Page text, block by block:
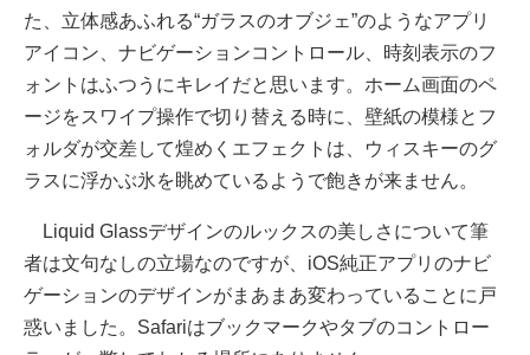
た、立体感あふれる“ガラスのオブジェ”のようなアプリ
アイコン、ナビゲーションコントロール、時刻表示のフ
ォントはふつうにキレイだと思います。ホーム画面のペ
ージをスワイプ操作で切り替える時に、壁紙の模様とフ
ォルダが交差して煌めくエフェクトは、ウィスキーのグ
ラスに浮かぶ氷を眺めているようで飽きが来ません。
Liquid Glassデザインのルックスの美しさについて筆
者は文句なしの立場なのですが、iOS純正アプリのナビ
ゲーションのデザインがまあまあ変わっていることに戸
惑いました。Safariはブックマークやタブのコントロー